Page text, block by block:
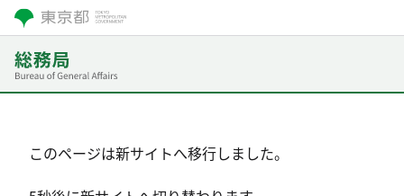
このページは新サイトへ移行しました。